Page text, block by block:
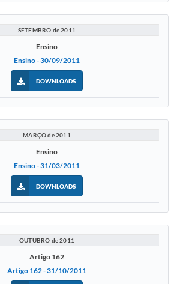
SETEMBRO de 2011
Ensino
Ensino - 30/09/2011
DOWNLOADS
MARÇO de 2011
Ensino
Ensino - 31/03/2011
DOWNLOADS
OUTUBRO de 2011
Artigo 162
Artigo 162 - 31/10/2011